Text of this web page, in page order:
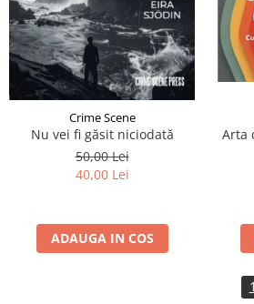
Crime Scene
Nu vei fi găsit niciodată
50,00 Lei
40,00 Lei
ADAUGA IN COS
Arta
1